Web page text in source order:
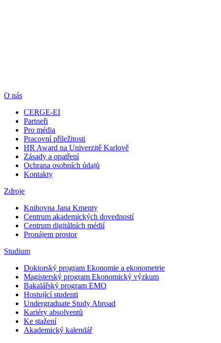
O nás
CERGE-EI
Partneři
Pro média
Pracovní příležitosti
HR Award na Univerzitě Karlově
Zásady a opatření
Ochrana osobních údajů
Kontakty
Zdroje
Knihovna Jana Kmenty
Centrum akademických dovedností
Centrum digitálních médií
Pronájem prostor
Studium
Doktorský program Ekonomie a ekonometrie
Magisterský program Ekonomický výzkum
Bakalářský program EMO
Hostující studenti
Undergraduate Study Abroad
Kariéry absolventů
Ke stažení
Akademický kalendář